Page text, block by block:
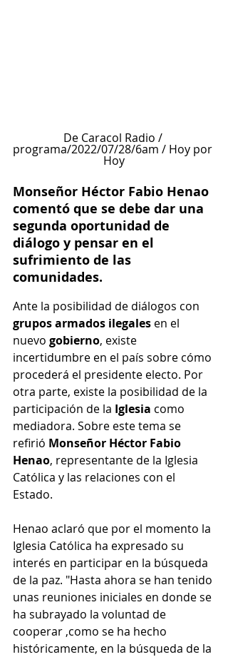
De Caracol Radio /
programa/2022/07/28/6am / Hoy por
Hoy
Monseñor Héctor Fabio Henao
comentó que se debe dar una
segunda oportunidad de
diálogo y pensar en el
sufrimiento de las
comunidades.
Ante la posibilidad de diálogos con
grupos armados ilegales en el
nuevo gobierno, existe
incertidumbre en el país sobre cómo
procederá el presidente electo. Por
otra parte, existe la posibilidad de la
participación de la Iglesia como
mediadora. Sobre este tema se
refirió Monseñor Héctor Fabio
Henao, representante de la Iglesia
Católica y las relaciones con el
Estado.
Henao aclaró que por el momento la
Iglesia Católica ha expresado su
interés en participar en la búsqueda
de la paz. "Hasta ahora se han tenido
unas reuniones iniciales en donde se
ha subrayado la voluntad de
cooperar ,como se ha hecho
históricamente, en la búsqueda de la